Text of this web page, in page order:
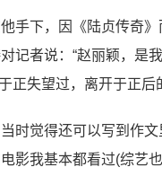
手下，因《陆贞传奇
记者说：“赵丽颖，是
正失望过，离开于正后
时觉得还可以写到作
影我基本都看过(综艺